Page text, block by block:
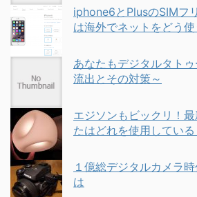
iphone6とPlusのSIMフ
は海外でネットをどう使
あなたもデジタルタト
流出とその対策～
エジソンもビックリ！
たはどれを使用している
１億総デジタルカメラ
は